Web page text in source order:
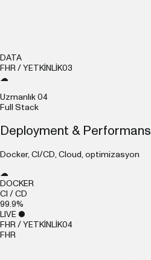
DATA
FHR / YETKİNLİK03
☁
Uzmanlık 04
Full Stack
Deployment & Performans
Docker, CI/CD, Cloud, optimizasyon
☁
DOCKER
CI / CD
99.9%
LIVE ●
FHR / YETKİNLİK04
FH R